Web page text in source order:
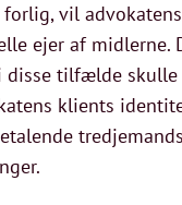
vil
ejer af midlerne.
disse tilfælde
klients
tredjemands